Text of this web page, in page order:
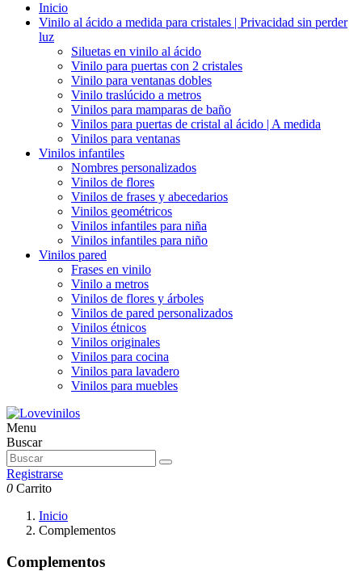
Inicio
Vinilo al ácido a medida para cristales | Privacidad sin perder
luz
Siluetas en vinilo al ácido
Vinilo para puertas con 2 cristales
Vinilo para ventanas dobles
Vinilo traslúcido a metros
Vinilos para mamparas de baño
Vinilos para puertas de cristal al ácido | A medida
Vinilos para ventanas
Vinilos infantiles
Nombres personalizados
Vinilos de flores
Vinilos de frases y abecedarios
Vinilos geométricos
Vinilos infantiles para niña
Vinilos infantiles para niño
Vinilos pared
Frases en vinilo
Vinilo a metros
Vinilos de flores y árboles
Vinilos de pared personalizados
Vinilos étnicos
Vinilos originales
Vinilos para cocina
Vinilos para lavadero
Vinilos para muebles
Menu
Buscar
Registrarse
0 Carrito
Inicio
Complementos
Complementos